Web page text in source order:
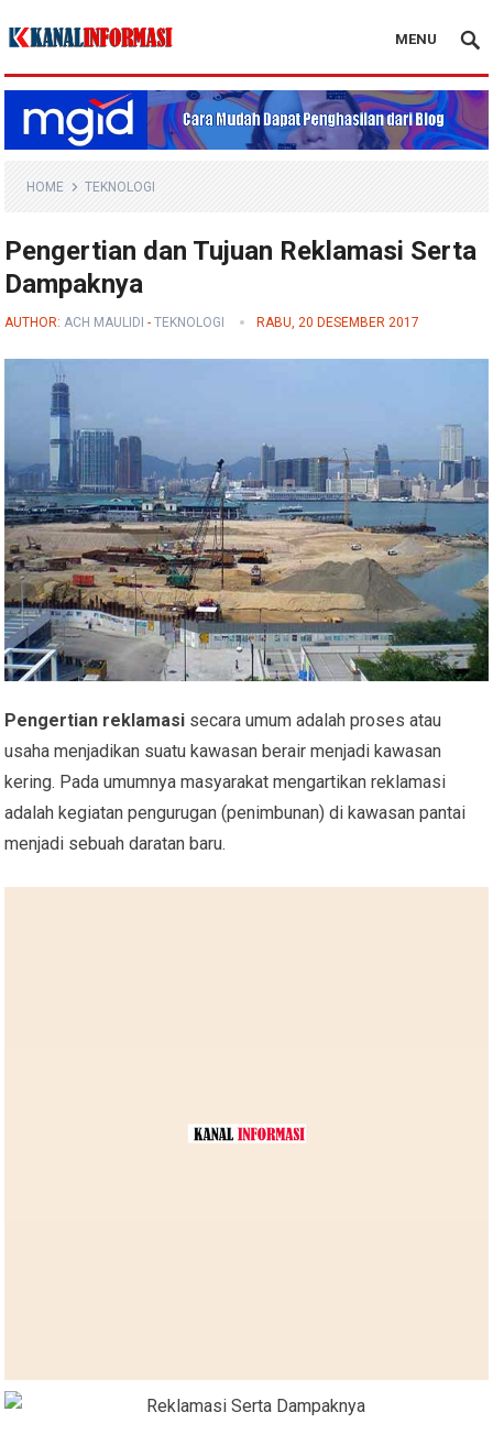
Blog Kanal Info
MENU
HOME TEKNOLOGI
Pengertian dan Tujuan Reklamasi Serta
Dampaknya
AUTHOR:ACH MAULIDI -TEKNOLOGI RABU, 20 DESEMBER 2017
Pengertian reklamasi secara umum adalah proses atau
usaha menjadikan suatu kawasan berair menjadi kawasan
kering. Pada umumnya masyarakat mengartikan reklamasi
adalah kegiatan pengurugan (penimbunan) di kawasan pantai
menjadi sebuah daratan baru.